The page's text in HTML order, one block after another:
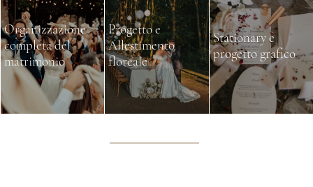
Organizzazione
completa del
matrimonio
Progetto e
Allestimento
floreale
Stationary e
progetto grafico